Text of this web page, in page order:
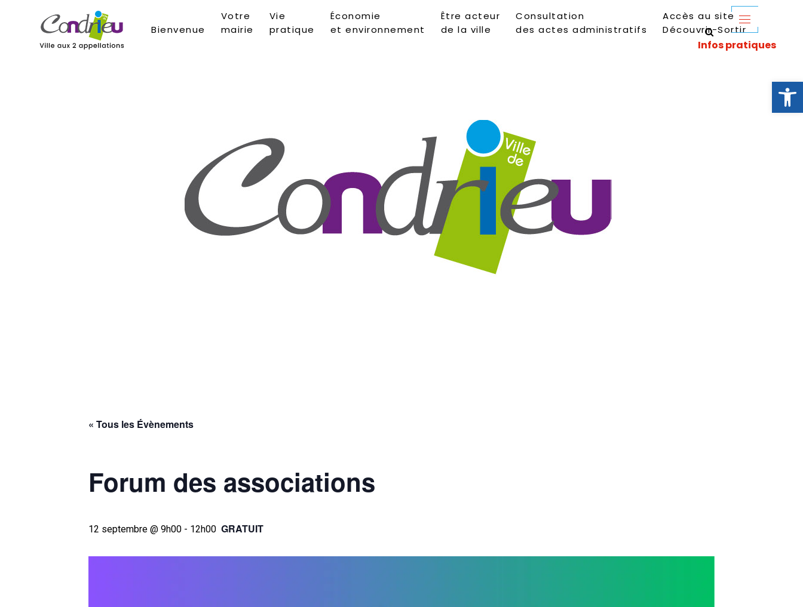
Ouvrir
Bienvenue
Votre
mairie
Vie
pratique
Économie
et environnement
Être acteur
de la ville
Consultation
des actes administratifs
Accès au site
Découvrir-Sortir
« Tous les Évènements
Forum des associations
12 septembre @ 9h00 - 12h00 GRATUIT